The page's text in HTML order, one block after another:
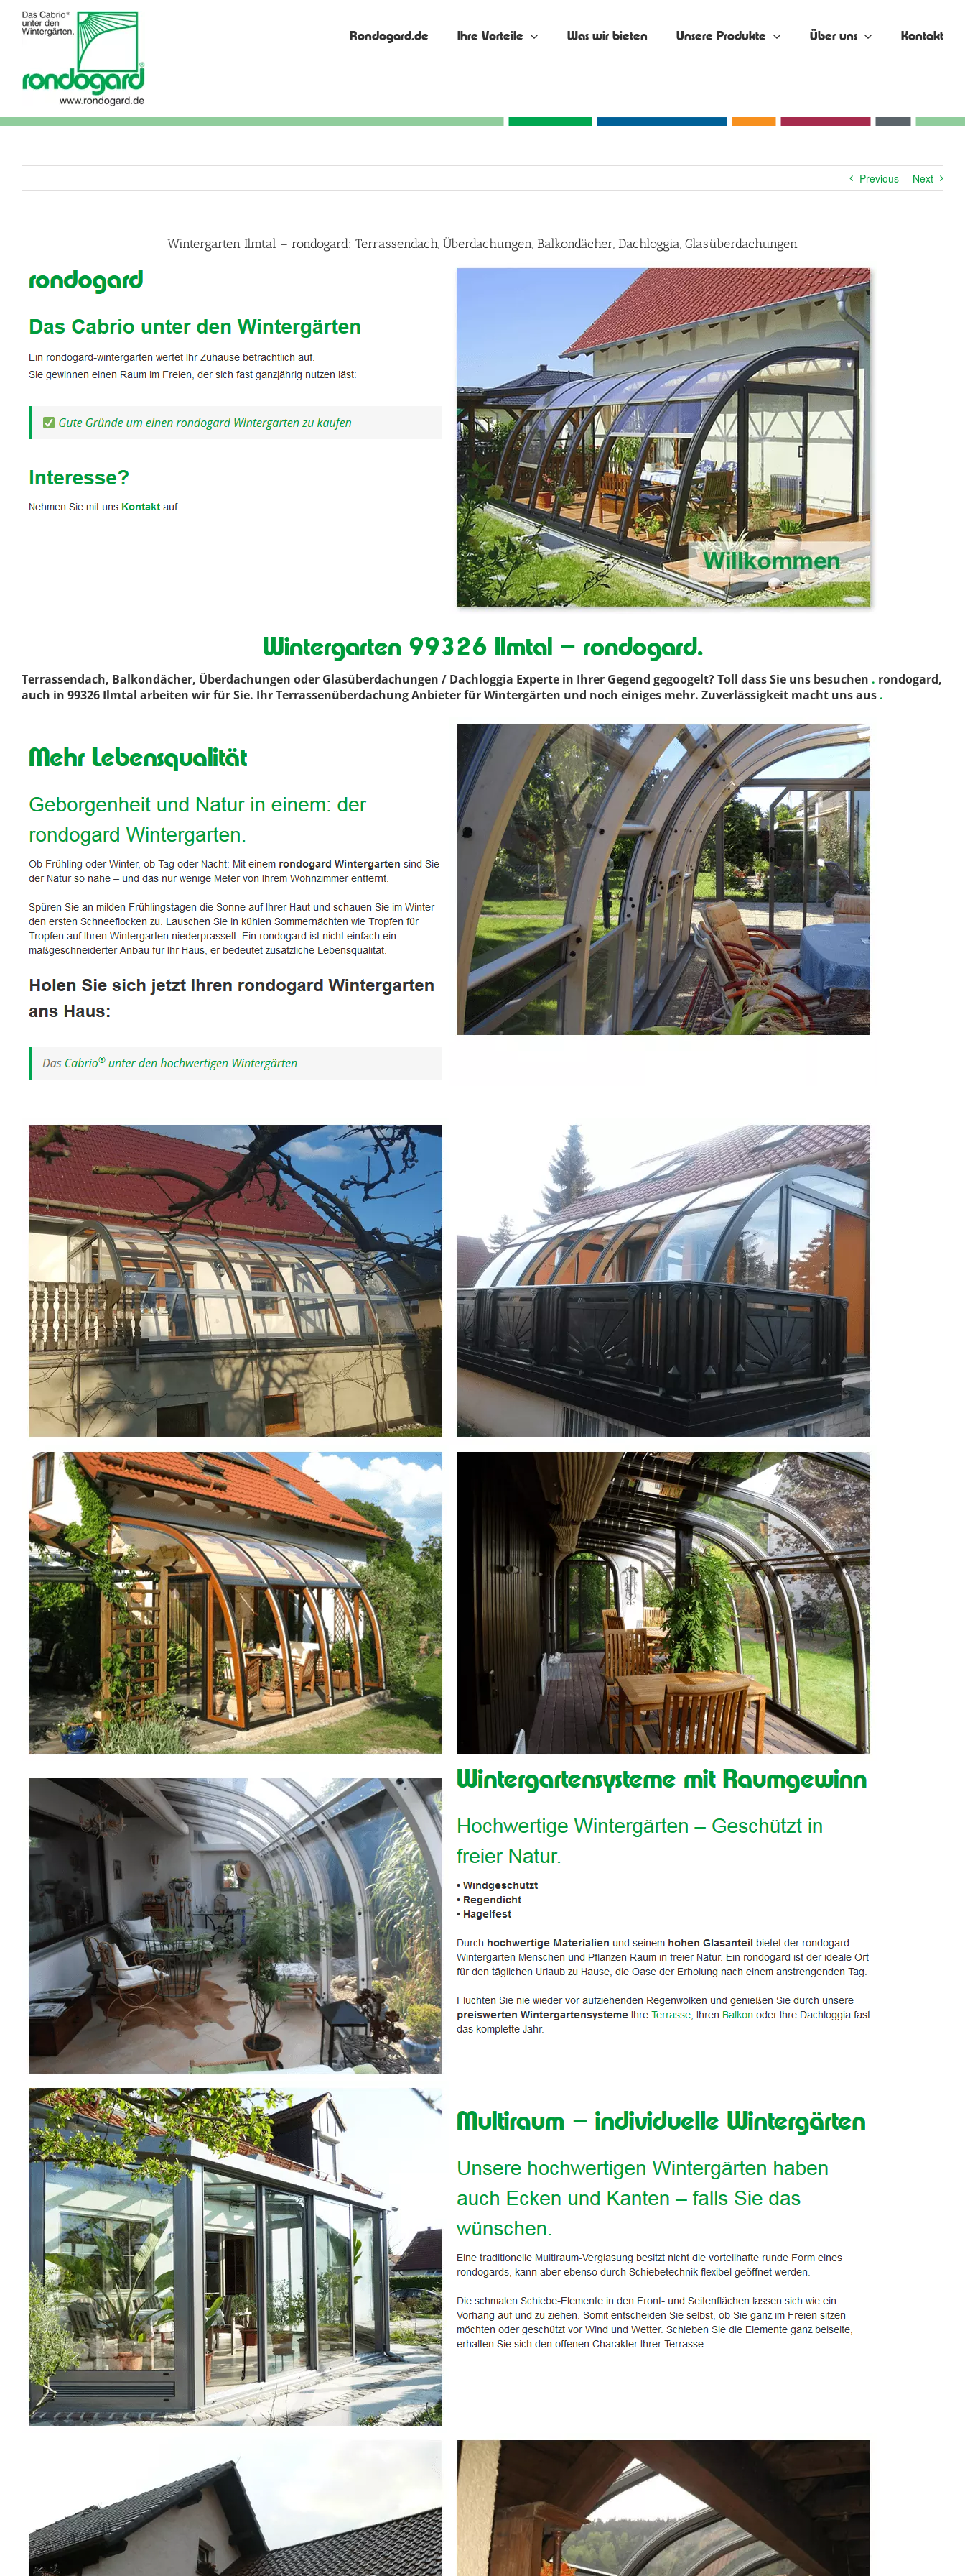
content
Rondogard.de Ihre Vorteile Was wir bieten Unsere Produkte Über uns Kontakt
Previous Next
Wintergarten Ilmtal – rondogard: Terrassendach, Überdachungen, Balkondächer, Dachloggia, Glasüberdachungen
Wintergarten 99326 Ilmtal – rondogard.
Terrassendach, Balkondächer, Überdachungen oder Glasüberdachungen / Dachloggia Experte in Ihrer Gegend gegoogelt? Toll dass Sie uns besuchen . rondogard,
auch in 99326 Ilmtal arbeiten wir für Sie. Ihr Terrassenüberdachung Anbieter für Wintergärten und noch einiges mehr. Zuverlässigkeit macht uns aus .